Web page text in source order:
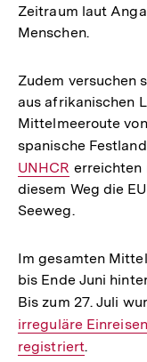
Zeitraum laut
Menschen.
Zudem versuchen
aus afrikanischen
Mittelmeeroute
spanische
UNHCR erreichten
diesem Weg die
Seeweg.
Im gesamten
bis Ende Juni
Bis zum 27. Juli
irreguläre
registriert.